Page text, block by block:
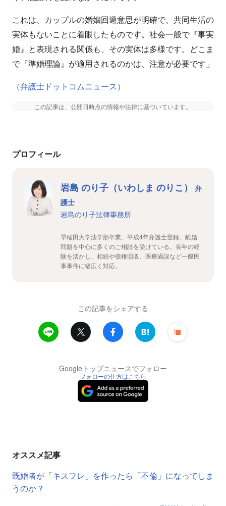
これは、カップルの婚姻回避意思が明確で、共同生活の
実体もないことに着眼したものです。社会一般で『事実
婚』と表現される関係も、その実体は多様です。どこま
で『準婚理論』が適用されるのかは、注意が必要です」
（弁護士ドットコムニュース）
この記事は、公開日時点の情報や法律に基づいています。
プロフィール
岩島 のり子（いわしま のりこ）
弁
護士
岩島のり子法律事務所
早稲田大学法学部卒業、平成4年弁護士登録。離婚
問題を中心に多くのご相談を受けている。長年の経
験を活かし、相続や債権回収、医療過誤など一般民
事事件に幅広く対応。
この記事をシェアする
Googleトップニュースでフォロー
フォローの仕方はこちら
オススメ記事
既婚者が「キスフレ」を作ったら「不倫」になってしま
うのか？